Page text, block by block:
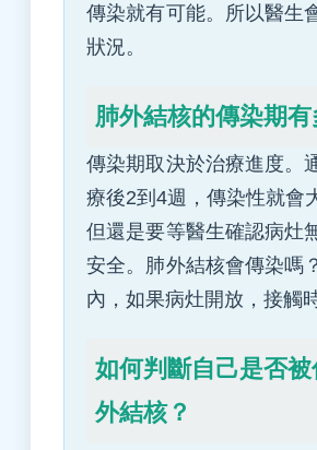
傳染就有可能。所以醫生
狀況。
肺外結核的傳染期有
傳染期取決於治療進度。
療後2到4週，傳染性就會
但還是要等醫生確認病灶
安全。肺外結核會傳染嗎
內，如果病灶開放，接觸
如何判斷自己是否
外結核？